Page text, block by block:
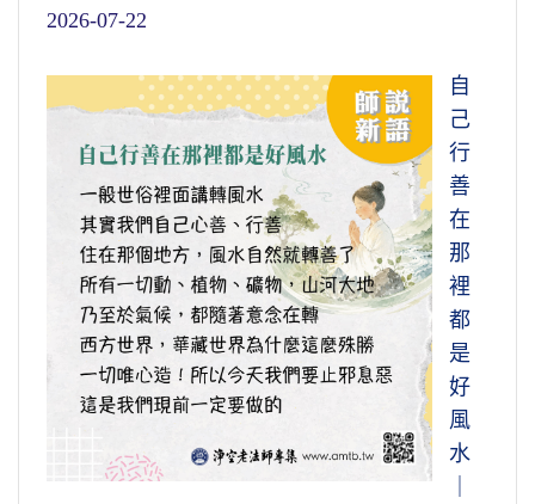
2026-07-22
自
己
行
善
在
那
裡
都
是
好
風
水